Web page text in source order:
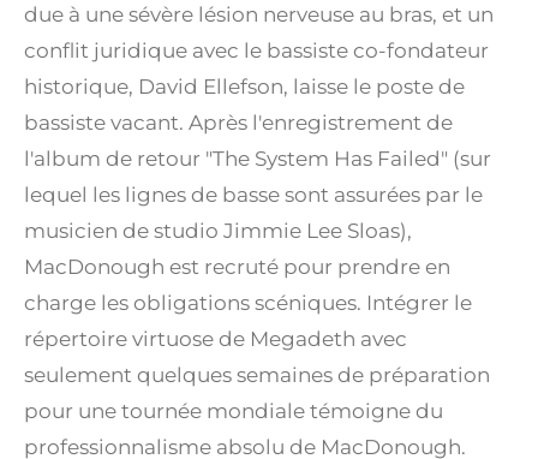
due à une sévère lésion nerveuse au bras, et un
conflit juridique avec le bassiste co-fondateur
historique, David Ellefson, laisse le poste de
bassiste vacant. Après l'enregistrement de
l'album de retour "The System Has Failed" (sur
lequel les lignes de basse sont assurées par le
musicien de studio Jimmie Lee Sloas),
MacDonough est recruté pour prendre en
charge les obligations scéniques. Intégrer le
répertoire virtuose de Megadeth avec
seulement quelques semaines de préparation
pour une tournée mondiale témoigne du
professionnalisme absolu de MacDonough.